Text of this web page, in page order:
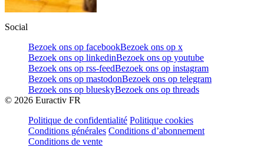
Social
Bezoek ons op facebookBezoek ons op x
Bezoek ons op linkedinBezoek ons op youtube
Bezoek ons op rss-feedBezoek ons op instagram
Bezoek ons op mastodonBezoek ons op telegram
Bezoek ons op blueskyBezoek ons op threads
© 2026 Euractiv FR
Politique de confidentialité Politique cookies
Conditions générales Conditions d’abonnement
Conditions de vente